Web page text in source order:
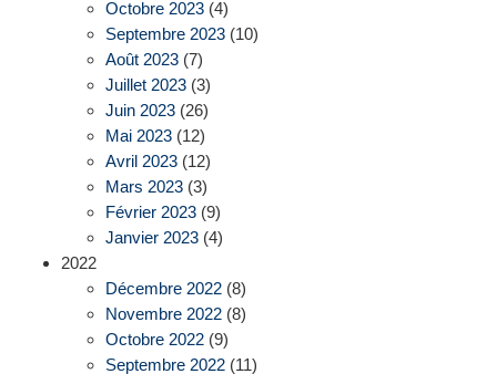
Octobre 2023 (4)
Septembre 2023 (10)
Août 2023 (7)
Juillet 2023 (3)
Juin 2023 (26)
Mai 2023 (12)
Avril 2023 (12)
Mars 2023 (3)
Février 2023 (9)
Janvier 2023 (4)
2022
Décembre 2022 (8)
Novembre 2022 (8)
Octobre 2022 (9)
Septembre 2022 (11)